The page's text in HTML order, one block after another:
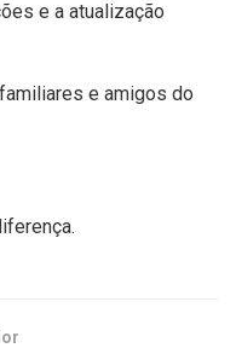
e a atualização
e amigos do